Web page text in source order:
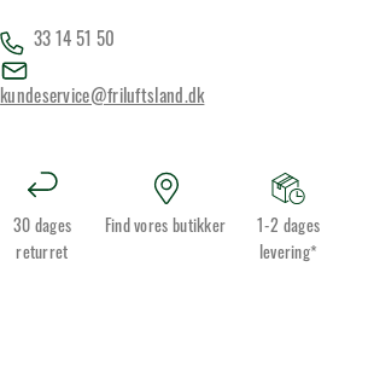
33 14 51 50
kundeservice@friluftsland.dk
30 dages
returret
Find vores butikker
1-2 dages
levering*